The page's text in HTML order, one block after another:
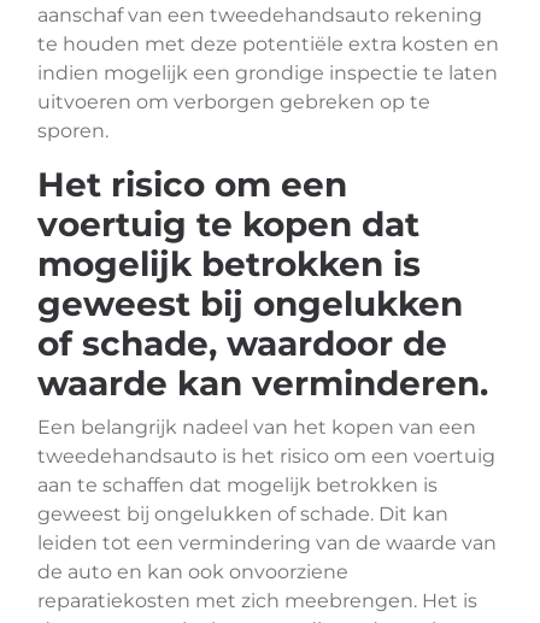
aanschaf van een tweedehandsauto rekening
te houden met deze potentiële extra kosten en
indien mogelijk een grondige inspectie te laten
uitvoeren om verborgen gebreken op te
sporen.
Het risico om een
voertuig te kopen dat
mogelijk betrokken is
geweest bij ongelukken
of schade, waardoor de
waarde kan verminderen.
Een belangrijk nadeel van het kopen van een
tweedehandsauto is het risico om een voertuig
aan te schaffen dat mogelijk betrokken is
geweest bij ongelukken of schade. Dit kan
leiden tot een vermindering van de waarde van
de auto en kan ook onvoorziene
reparatiekosten met zich meebrengen. Het is